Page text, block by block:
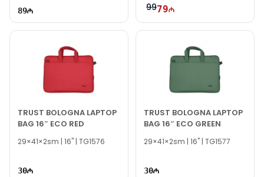
Вне рабочих часов вы можете связаться с нами по
электронной почте или отправить сообщение на наш номер
Благодарим вас за проявленный интерес!
89 9979
TRUST BOLOGNA LAPTOP
BAG 16″ ECO RED
29×41×2sm | 16" | TG1576
30
TRUST BOLOGNA LAPTOP
BAG 16″ ECO GREEN
29×41×2sm | 16" | TG1577
30